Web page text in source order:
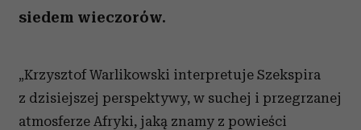
siedem wieczorów.
„Krzysztof Warlikowski interpretuje Szekspira
z dzisiejszej perspektywy, w suchej i przegrzanej
atmosferze Afryki, jaką znamy z powieści